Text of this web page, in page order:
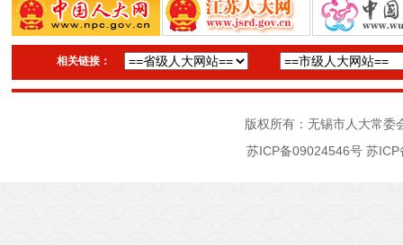
相关链接：
版权所有：无锡市人大常
苏ICP备09024546号 苏ICP